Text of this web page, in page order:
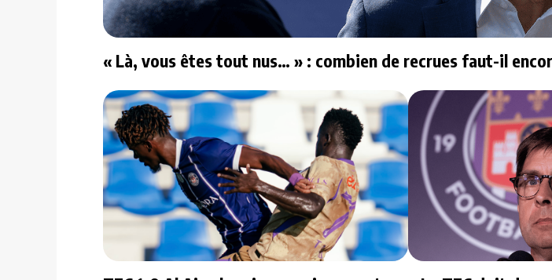
« Là, vous êtes tout nus… » : combien de recrues faut-il